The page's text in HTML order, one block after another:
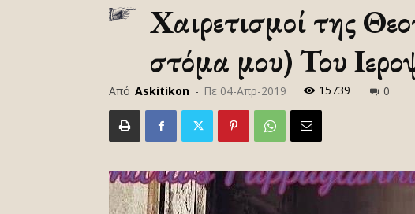
Χαιρετισμοί της
στόμα μου) Του
Από Askitikon - Πε 04-Απρ-2019 15739 0